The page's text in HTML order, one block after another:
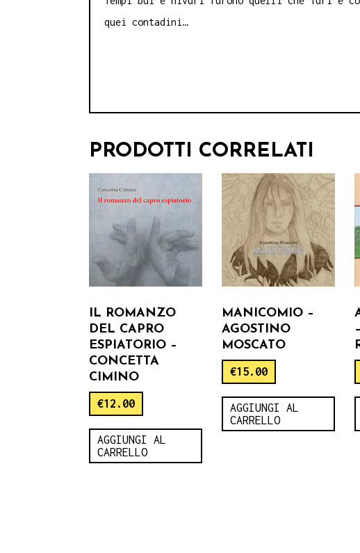
quei contadini…
PRODOTTI CORRELATI
IL ROMANZO
DEL CAPRO
ESPIATORIO –
CONCETTA
CIMINO
€12.00
AGGIUNGI AL
CARRELLO
MANICOMIO –
AGOSTINO
MOSCATO
€15.00
AGGIUNGI AL
CARRELLO